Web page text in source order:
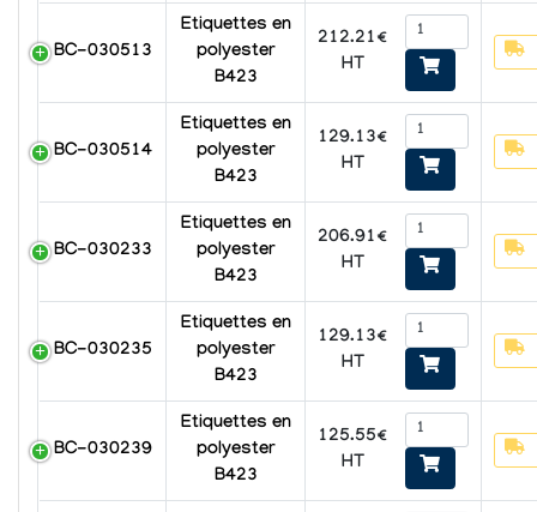
BC-030513
Etiquettes en
polyester
B423
212.21€
HT
BC-030514
Etiquettes en
polyester
B423
129.13€
HT
BC-030233
Etiquettes en
polyester
B423
206.91€
HT
BC-030235
Etiquettes en
polyester
B423
129.13€
HT
BC-030239
Etiquettes en
polyester
B423
125.55€
HT